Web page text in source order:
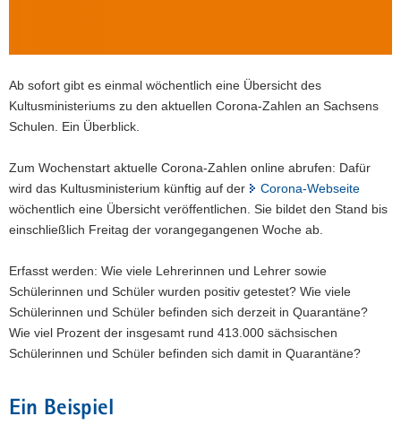
t
i
o
Ab sofort gibt es einmal wöchentlich eine Übersicht des
Kultusministeriums zu den aktuellen Corona-Zahlen an Sachsens
Schulen. Ein Überblick.
Zum Wochenstart aktuelle Corona-Zahlen online abrufen: Dafür
wird das Kultusministerium künftig auf der
Corona-Webseite
wöchentlich eine Übersicht veröffentlichen. Sie bildet den Stand bis
einschließlich Freitag der vorangegangenen Woche ab.
Erfasst werden: Wie viele Lehrerinnen und Lehrer sowie
Schülerinnen und Schüler wurden positiv getestet? Wie viele
Schülerinnen und Schüler befinden sich derzeit in Quarantäne?
Wie viel Prozent der insgesamt rund 413.000 sächsischen
Schülerinnen und Schüler befinden sich damit in Quarantäne?
Ein Beispiel